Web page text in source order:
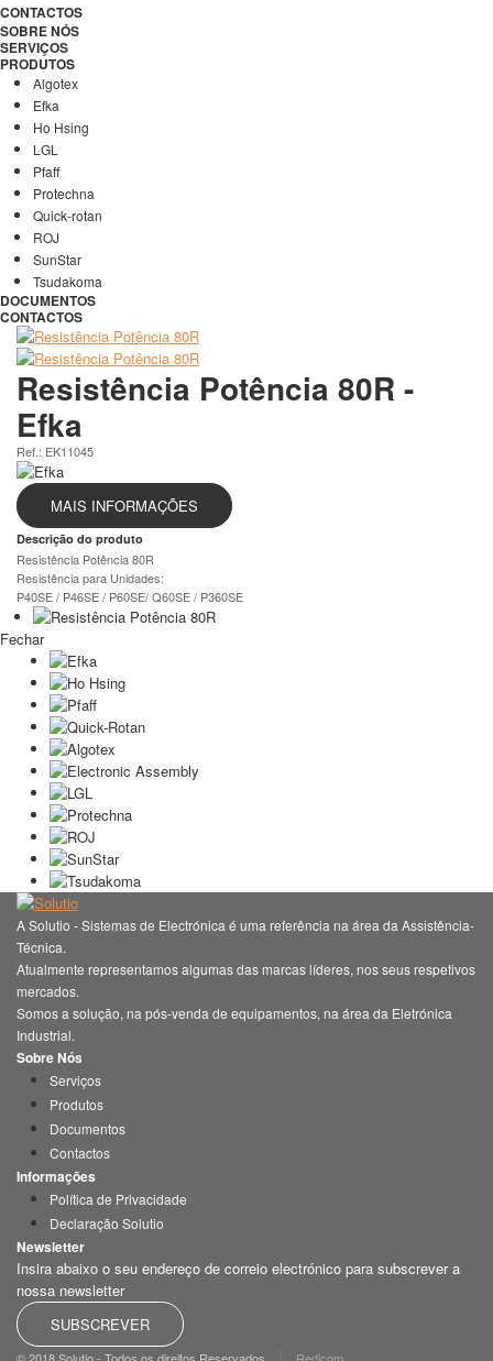
CONTACTOS
SOBRE NÓS
SERVIÇOS
PRODUTOS
Algotex
Efka
Ho Hsing
LGL
Pfaff
Protechna
Quick-rotan
ROJ
SunStar
Tsudakoma
DOCUMENTOS
CONTACTOS
Resistência Potência 80R -
Efka
Ref.: EK11045
MAIS INFORMAÇÕES
Descrição do produto
Resistência Potência 80R
Resistência para Unidades:
P40SE / P46SE / P60SE/ Q60SE / P360SE
Fechar
A Solutio - Sistemas de Electrónica é uma referência na área da Assistência-
Técnica.
Atualmente representamos algumas das marcas líderes, nos seus respetivos
mercados.
Somos a solução, na pós-venda de equipamentos, na área da Eletrónica
Industrial.
Sobre Nós
Serviços
Produtos
Documentos
Contactos
Informações
Política de Privacidade
Declaração Solutio
Newsletter
Insira abaixo o seu endereço de correio electrónico para subscrever a
nossa newsletter
SUBSCREVER